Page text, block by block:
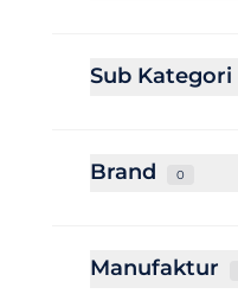
Sub Kategori
Brand 0
Manufaktur